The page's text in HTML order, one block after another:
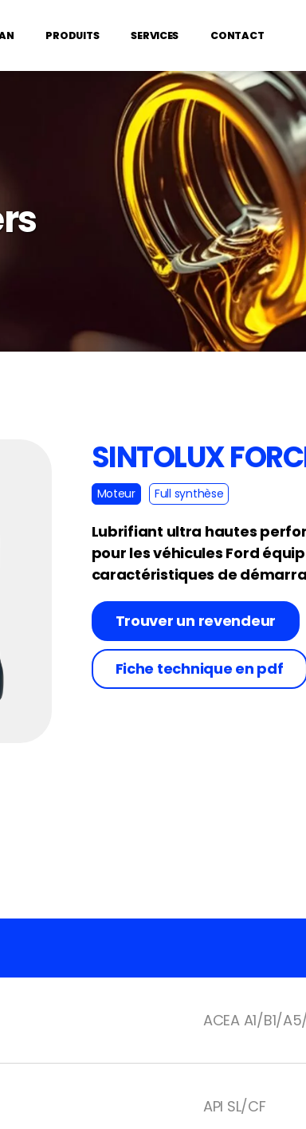
PRODUITS SERVICES CONTACT
SINTOLUX
Moteur Full synthèse
Lubrifiant ultra hautes
pour les véhicules Ford
caractéristiques de
Trouver un revendeur
Fiche technique en pdf
ACEA A1/B1/
API SL/CF